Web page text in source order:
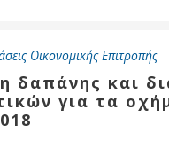
Οικονομικής Επιτροπής
δαπάνης και
για τα